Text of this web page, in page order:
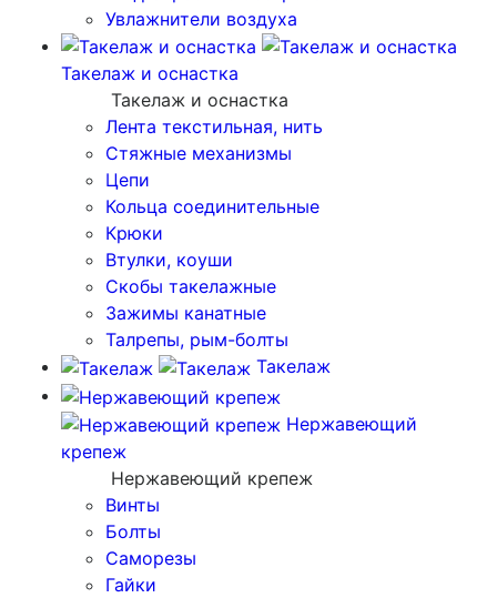
Увлажнители воздуха
Такелаж и оснастка
Такелаж и оснастка
Лента текстильная, нить
Стяжные механизмы
Цепи
Кольца соединительные
Крюки
Втулки, коуши
Скобы такелажные
Зажимы канатные
Талрепы, рым-болты
Такелаж
Нержавеющий
крепеж
Нержавеющий крепеж
Винты
Болты
Саморезы
Гайки